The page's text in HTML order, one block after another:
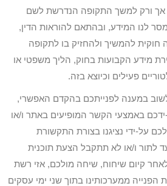
אך ורק למשך התקופה הנדרשת לשם
לנו המידע, ובהתאם להוראות הדין,
להמשיך ולהחזיק בו לתקופה
מידע הקבועות בחוק, הליך משפטי או
פעילים וכיוצא בזה.
במענה לפנייתכם בהקדם האפשרי,
באמצעי הקשר המופיעים באתר ו/או
על-ידי נציגנו בצורת התקשורת
לתור ו/או לא תתקבל הצעת תוכנית
לאחר קיום שיחוח, שיחה מולכם, אזי רשת
ממערכותינו בתוך שני ימי עסקים